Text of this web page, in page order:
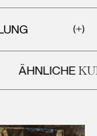
ÄHNLICHE
hinzufügen